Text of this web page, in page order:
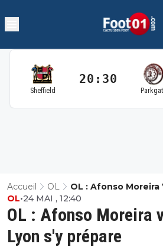
Sheffield
20:30
Accueil OL
OL : Afonso Moreira
Prépare
OL : Afonso Moreira
Lyon s'y prépare
OL•24 MAI , 12:40